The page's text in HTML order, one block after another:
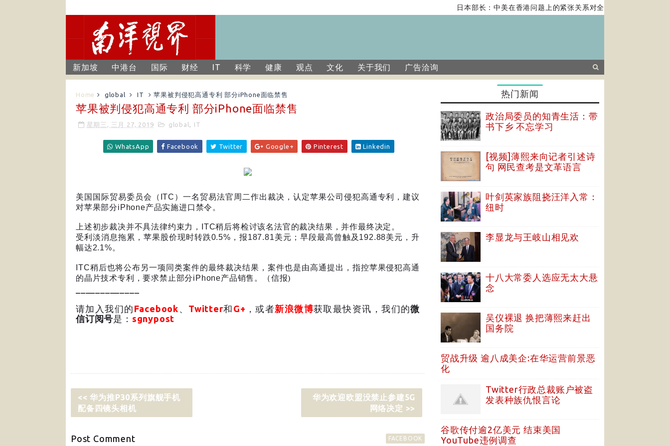
日本部长：中美在香港问题上的紧张关系对全球经济构成风险
新加坡 中港台 国际 财经 IT 科学 健康 观点 文化 关于我们 广告洽询
Home global IT 苹果被判侵犯高通专利 部分iPhone面临禁售
苹果被判侵犯高通专利 部分iPhone面临禁售
星期三, 三月 27, 2019 global , IT
WhatsApp Facebook Twitter Google+ Pinterest Linkedin
美国国际贸易委员会（ ITC ）一名贸易法官周二作出裁决，认定苹果公司侵犯高通专利，建议
对苹果部分iPhone产品实施进口禁令。
上述初步裁决并不具法律约束力， ITC稍后将检讨该名法官的裁决结果，并作最终决定。
受利淡消息拖累，苹果股价现时转跌0.5% ，报187.81美元；早段最高曾触及 192.88美元，升
幅达2.1%。
ITC稍后也将公布另一项同类案件的最终裁决结果，案件也是由高通提出，指控苹果侵犯高通
的晶片技术专利，要求禁止部分iPhone产品销售。（信报)
请加入我们的 Facebook 、 Twitter和 G+ ，或者新浪微博获取最快资讯，我们的微
信订阅号是： sgnypost
<< 华为推P30系列旗舰手机
配备四镜头相机
华为欢迎欧盟没禁止参建5G
网络决定 >>
Post Comment FACEBOOK
热门新闻
政治局委员的知青生活：带
书下乡 不忘学习
[视频]薄熙来向记者引述诗
句 网民查考是文革语言
叶剑英家族阻挠汪洋入常：
纽时
李显龙与王岐山相见欢
十八大常委人选应无太大悬
念
吴仪裸退 换把薄熙来赶出
国务院
贸战升级 逾八成美企:在华运营前景恶
化
Twitter行政总裁账户被盗
发表种族仇恨言论
谷歌传付逾2亿美元 结束美国
YouTube违例调查